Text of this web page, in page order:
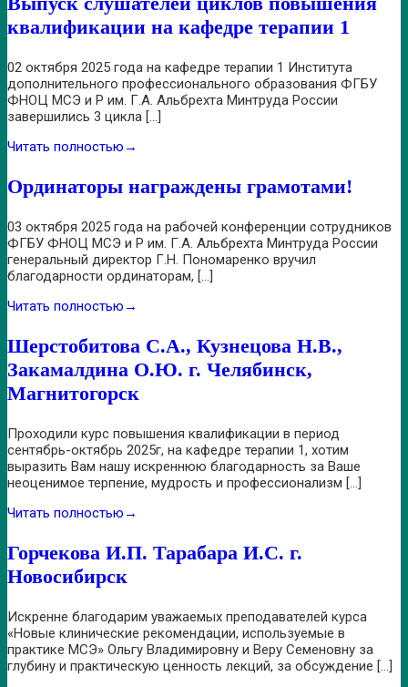
квалификации на кафедре терапии 1
02 октября 2025 года на кафедре терапии 1 Института
дополнительного профессионального образования ФГБУ
ФНОЦ МСЭ и Р им. Г.А. Альбрехта Минтруда России
завершились 3 цикла […]
Читать полностью →
Ординаторы награждены грамотами!
03 октября 2025 года на рабочей конференции сотрудников
ФГБУ ФНОЦ МСЭ и Р им. Г.А. Альбрехта Минтруда России
генеральный директор Г.Н. Пономаренко вручил
благодарности ординаторам, […]
Читать полностью →
Шерстобитова С.А., Кузнецова Н.В.,
Закамалдина О.Ю. г. Челябинск,
Магнитогорск
Проходили курс повышения квалификации в период
сентябрь-октябрь 2025г, на кафедре терапии 1, хотим
выразить Вам нашу искреннюю благодарность за Ваше
неоценимое терпение, мудрость и профессионализм […]
Читать полностью →
Горчекова И.П. Тарабара И.С. г.
Новосибирск
Искренне благодарим уважаемых преподавателей курса
«Новые клинические рекомендации, используемые в
практике МСЭ» Ольгу Владимировну и Веру Семеновну за
глубину и практическую ценность лекций, за обсуждение […]